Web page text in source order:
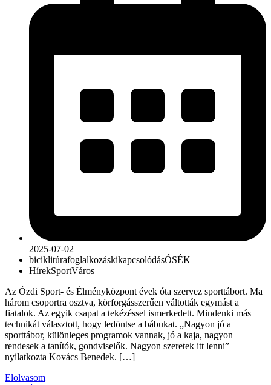
2025-07-02
biciklitúrafoglalkozáskikapcsolódásÓSÉK
HírekSportVáros
Az Ózdi Sport- és Élményközpont évek óta szervez sporttábort. Ma
három csoportra osztva, körforgásszerűen váltották egymást a
fiatalok. Az egyik csapat a tekézéssel ismerkedett. Mindenki más
technikát választott, hogy ledöntse a bábukat. „Nagyon jó a
sporttábor, különleges programok vannak, jó a kaja, nagyon
rendesek a tanítók, gondviselők. Nagyon szeretek itt lenni” –
nyilatkozta Kovács Benedek. […]
Elolvasom